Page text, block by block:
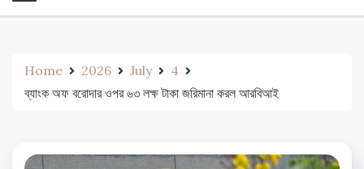
Home 2026 July
4
ব্যাংক অফ বরোদার ওপর ৬৩ লক্ষ টাকা জরিমানা করল আরবিআই